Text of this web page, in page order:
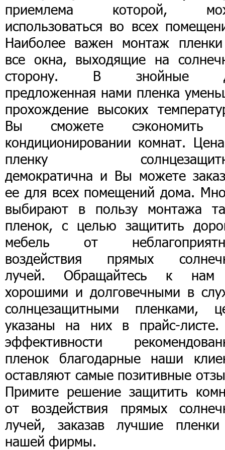
приемлема которой,
использоваться во всех
Наиболее важен монтаж
все окна, выходящие на
сторону. В знойные
предложенная нами пленка
прохождение высоких
Вы сможете сэкономить
кондиционировании комнат.
пленку
демократична и Вы можете
ее для всех помещений дома.
выбирают в пользу монтажа
пленок, с целью защитить
мебель от
воздействия прямых
лучей. Обращайтесь к нам
хорошими и долговечными в
солнцезащитными пленками,
указаны на них в прайс-
эффективности
пленок благодарные наши
оставляют самые позитивные
Примите решение защитить
от воздействия прямых
лучей, заказав лучшие
нашей фирмы.